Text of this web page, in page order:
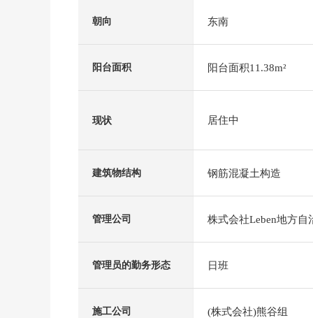
朝向 东南
阳台面积 阳台面积11.38m²
现状 居住中
建筑物结构 钢筋混凝土构造
管理公司 株式会社Leben地方自
管理员的勤务形态 日班
施工公司 (株式会社)熊谷组